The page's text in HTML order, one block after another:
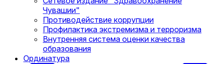
Чувашии"
Противодействие коррупции
Профилактика экстремизма и терроризма
Внутренняя система оценки качества
образования
Ординатура